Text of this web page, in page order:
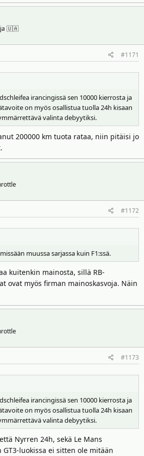
🇺🇦
#1171
irancingissä sen 10000 kierrosta ja
on myös osallistua tuolla 24h kisaan
valinta debyytiksi.
200000 km tuota rataa, niin pitäisi jo
#1172
muussa sarjassa kuin F1:ssä.
kuitenkin mainosta, sillä RB-
ovat myös firman mainoskasvoja. Näin
#1173
irancingissä sen 10000 kierrosta ja
on myös osallistua tuolla 24h kisaan
valinta debyytiksi.
Nyrren 24h, sekä Le Mans
GT3-luokissa ei sitten ole mitään